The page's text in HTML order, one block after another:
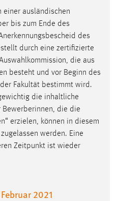
einer ausländischen
bis zum Ende des
des
durch eine zertifizierte
die aus
besteht und vor Beginn des
Fakultät bestimmt wird.
die inhaltliche
die die
erzielen, können in diesem
werden. Eine
Zeitpunkt ist wieder
2021
und Social Media
werden von diesen
gesetzt.